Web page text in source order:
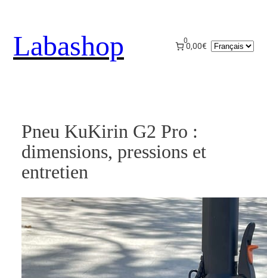
contenu
Labashop 0
0,00€
Choisir
Pneu KuKirin G2 Pro :
dimensions, pressions et
entretien